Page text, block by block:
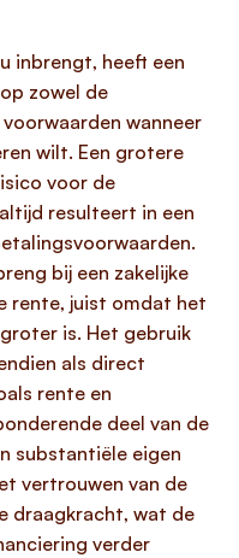
inbrengt, heeft een
zowel de
wanneer
wilt. Een grotere
voor de
resulteert in een
bij een zakelijke
rente, juist omdat het
is. Het gebruik
als direct
rente en
deel van de
substantiële eigen
vertrouwen van de
draagkracht, wat de
verder